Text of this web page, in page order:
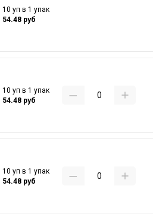
10 уп в 1 упак
54.48 руб
10 уп в 1 упак
54.48 руб
10 уп в 1 упак
54.48 руб